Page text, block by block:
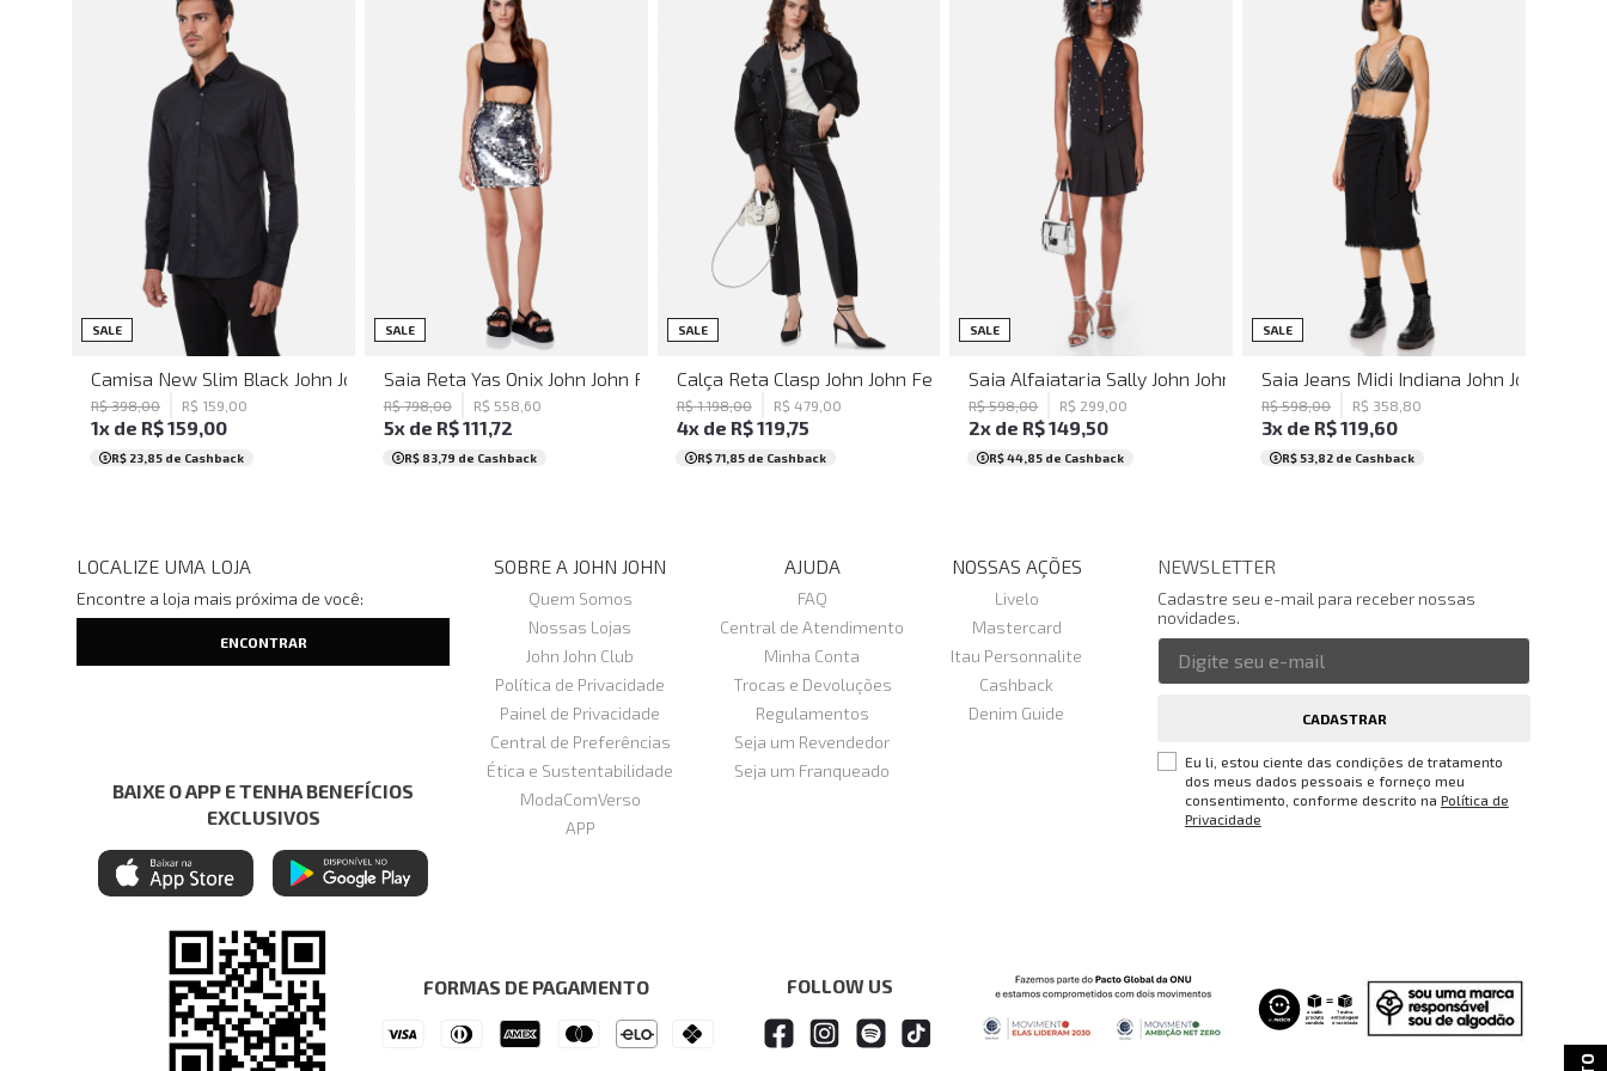
SALE
Camisa New Slim Black John John Masculina
R$ 398,00 R$ 159 00
1x de R$159,00
R$ 23,85 de Cashback
SALE G
Saia Reta Yas Onix John John Feminina
R$ 798,00 R$ 558 60
5x de R$111,72
R$ 83,79 de Cashback
SALE 38
Calça Reta Clasp John John Feminina
R$ 1.198,00 R$ 479 00
4x de R$119,75
R$ 71,85de Cashback
SALE 38 40
Saia Alfaiataria Sally John John Feminino
R$ 598,00 R$ 299 00
2x de R$149,50
R$ 44,85 de Cashback
SALE P M G
Saia Jeans Midi Indiana John John
R$ 598,00 R$ 358 80
3x de R$119,60
R$ 53,82 de Cashback
LOCALIZE UMA LOJA
Encontre a loja mais próxima de você:
BAIXE O APP E TENHA BENEFÍCIOS
EXCLUSIVOS
SOBRE A JOHN JOHN
Quem Somos
Nossas Lojas
John John Club
Política de Privacidade
Painel de Privacidade
Central de Preferências
Ética e Sustentabilidade
ModaComVerso
APP
AJUDA
FAQ
Central de Atendimento
Minha Conta
Trocas e Devoluções
Regulamentos
Seja um Revendedor
Seja um Franqueado
NOSSAS AÇÕES
Livelo
Mastercard
Itau Personnalite
Cashback
Denim Guide
NEWSLETTER
Cadastre seu e-mail para receber nossas
novidades.
CADASTRAR
Eu li, estou ciente das condições de tratamento
dos meus dados pessoais e forneço meu
consentimento, conforme descrito na Política de
Privacidade
FORMAS DE PAGAMENTO FOLLOW US